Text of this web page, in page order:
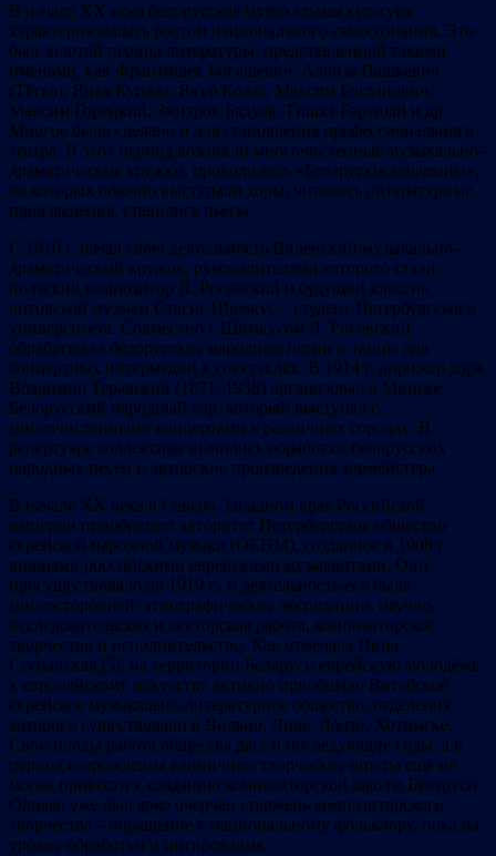
В начале XX века белорусская музыкальная культура
характеризовалась ростом национального самосознания. Это
был золотой период литературы, представленной такими
именами, как Франтишек Богушевич, Алоиза Пашкевич
(Тётка), Янка Купала, Якуб Колас, Максим Богданович,
Максим Горецкий, Змитрок Бядуля, Тишка Гартный и др.
Многое было сделано и для становления профессионального
театра. В этот период возникли многочисленные музыкально-
драматические кружки, проводились «Беларускія вечарыны»,
на которых обычно выступали хоры, читались литературные
произведения, ставились пьесы.
С 1910 г. начал свою деятельность Виленский музыкально-
драматический кружок, руководителями которого стали
польский композитор Л. Роговский и будущий классик
литовской музыки Стасис Шимкус – студент Петербургского
университета. Совместно с Шимкусом Л. Роговский
обрабатывал белорусские народные песни и танцы для
концертных интермедий в спектаклях. В 1914 г. дирижер хора
Владимир Теравский (1871–1938) организовал в Минске
Белорусский народный хор, который выступал с
многочисленными концертами в различных городах. В
репертуаре коллектива значились обработки белорусских
народных песен и авторские произведения хормейстера.
В начале ХХ века в Северо-Западном крае Российской
империи приобретает авторитет Петербургское общество
еврейской народной музыки (ОЕНМ), созданное в 1908 г.
видными российскими еврейскими музыкантами. Оно
просуществовало до 1919 г., и деятельность его была
многосторонней: этнографические экспедиции, научно-
исследовательская и лекторская работа, композиторское
творчество и исполнительство. Как отмечала Нина
Степанская [5], на территории Беларуси еврейскую молодёжь
к европейскому искусству активно приобщало Витебское
еврейское музыкально-литературное общество, отделения
которого существовали в Вильно, Лиде, Лодзи, Хотимске.
Свои плоды работа общества даст в последующие годы, а в
период возрождения единичные творческие опыты ещё не
могли привести к созданию композиторской школы Беларуси.
Однако уже был ярко очерчен стержень композиторского
творчества – обращение к национальному фольклору, пока на
уровне обработки и цитирования.